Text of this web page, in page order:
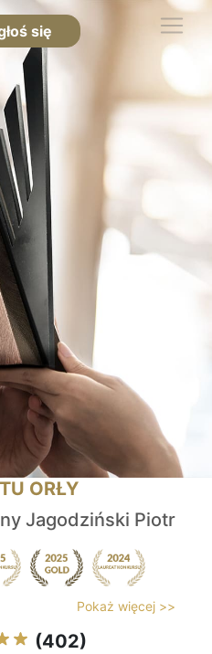
się
ORŁY
Jagodziński Piotr
Pokaż więcej >>
(402)